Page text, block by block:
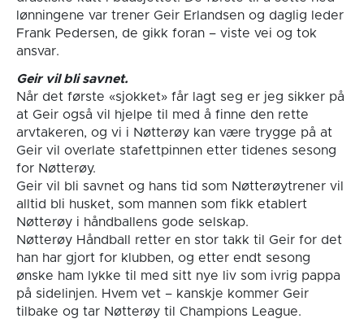
lønningene var trener Geir Erlandsen og daglig leder
Frank Pedersen, de gikk foran – viste vei og tok
ansvar.
Geir vil bli savnet.
Når det første «sjokket» får lagt seg er jeg sikker på
at Geir også vil hjelpe til med å finne den rette
arvtakeren, og vi i Nøtterøy kan være trygge på at
Geir vil overlate stafettpinnen etter tidenes sesong
for Nøtterøy.
Geir vil bli savnet og hans tid som Nøtterøytrener vil
alltid bli husket, som mannen som fikk etablert
Nøtterøy i håndballens gode selskap.
Nøtterøy Håndball retter en stor takk til Geir for det
han har gjort for klubben, og etter endt sesong
ønske ham lykke til med sitt nye liv som ivrig pappa
på sidelinjen. Hvem vet – kanskje kommer Geir
tilbake og tar Nøtterøy til Champions League.